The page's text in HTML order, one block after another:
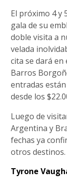
El próximo 4 y
gala de su
doble visita a
velada
cita se dará en
Barros
entradas
desde los
Luego de
Argentina y
fechas ya
otros destinos.
Tyrone